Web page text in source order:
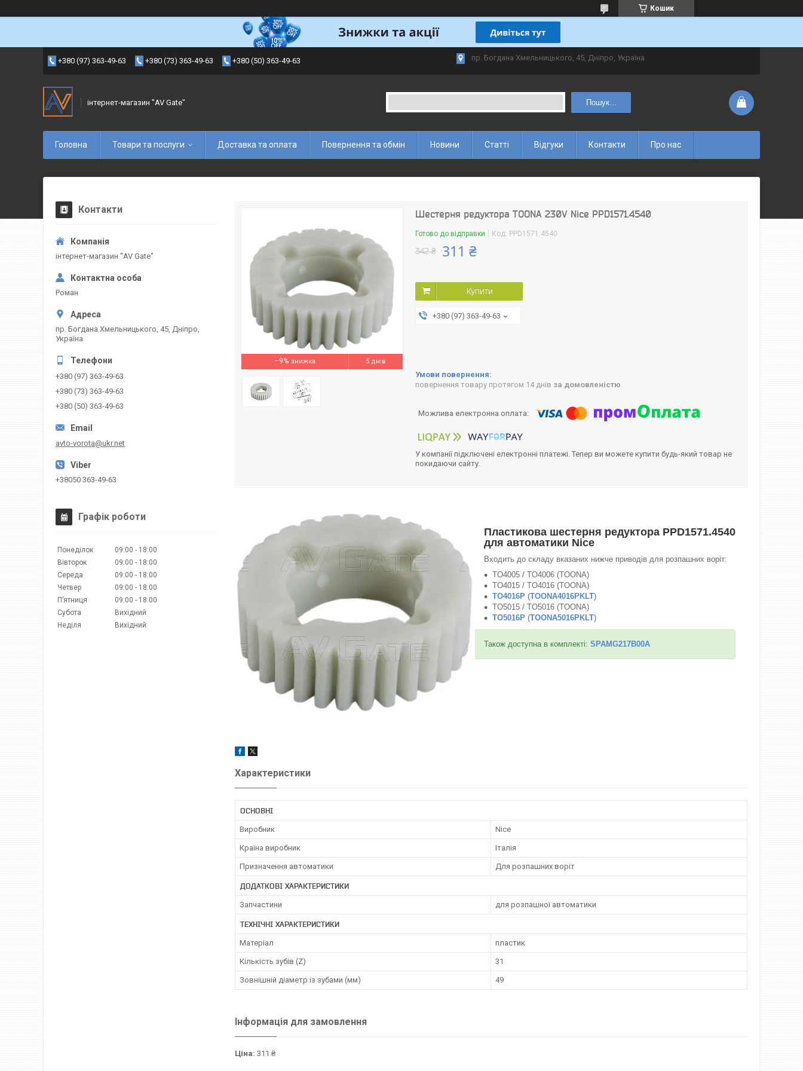
Кошик
+380 (97) 363-49-63 +380 (73) 363-49-63 +380 (50) 363-49-63 пр. Богдана Хмельницького, 45, Дніпро, Україна
інтернет-магазин "AV Gate" Пошук...
Головна Товари та послуги Доставка та оплата Повернення та обмін Новини Статті Відгуки Контакти Про нас
–9% 5 днів
Шестерня редуктора TOONA 230V Nice PPD1571.4540
Готово до відправки Код: PPD1571.4540
342 ₴ 311 ₴
Купити
+380 (97) 363-49-63
повернення товару протягом 14 днів за домовленістю
У компанії підключені електронні платежі. Тепер ви можете купити будь-який товар не
покидаючи сайту.
Пластикова шестерня редуктора PPD1571.4540
для автоматики Nice
Входить до складу вказаних нижче приводів для розпашних воріт:
TO4005 / TO4006 (TOONA)
TO4015 / TO4016 (TOONA)
TO4016P (TOONA4016PKLT)
TO5015 / TO5016 (TOONA)
TO5016P (TOONA5016PKLT)
Також доступна в комплекті: SPAMG217B00A
Характеристики
ОСНОВНІ
Виробник Nice
Країна виробник Італія
Призначення автоматики Для розпашних воріт
ДОДАТКОВІ ХАРАКТЕРИСТИКИ
Запчастини для розпашної автоматики
ТЕХНІЧНІ ХАРАКТЕРИСТИКИ
Матеріал пластик
Кількість зубів (Z) 31
Зовнішній діаметр із зубами (мм) 49
Інформація для замовлення
Ціна: 311 ₴
Контакти
інтернет-магазин "AV Gate"
Роман
пр. Богдана Хмельницького, 45, Дніпро,
Україна
+380 (97) 363-49-63
+380 (73) 363-49-63
+380 (50) 363-49-63
avto-vorota@ukr.net
+38050 363-49-63
Графік роботи
Понеділок 09:00
18:00
Вівторок
09:00
18:00
Середа
09:00
18:00
Четвер
09:00
18:00
Пʼятниця
09:00
18:00
Субота
Вихідний
Неділя
Вихідний